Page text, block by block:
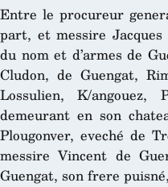
Entre le procureur
part, et messire
du nom et d’armes de
Cludon, de Guengat,
Lossulien, K/
demeurant en son
Plougonver, eveché de
messire Vincent de
Guengat, son frere